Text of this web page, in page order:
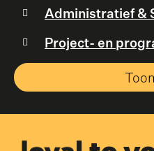
Administratief &
Project- en